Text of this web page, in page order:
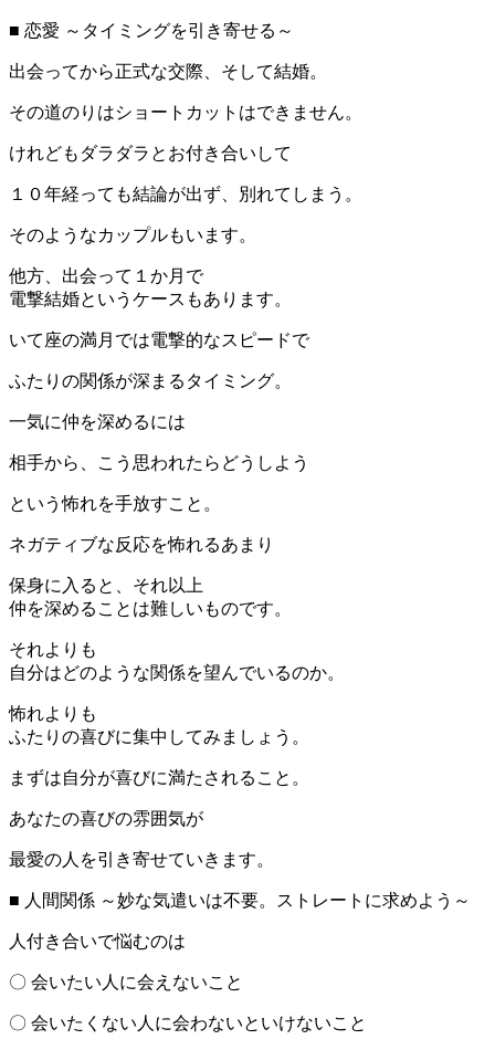
■ 恋愛 ～タイミングを引き寄せる～
出会ってから正式な交際、そして結婚。
その道のりはショートカットはできません。
けれどもダラダラとお付き合いして
１０年経っても結論が出ず、別れてしまう。
そのようなカップルもいます。
他方、出会って１か月で
電撃結婚というケースもあります。
いて座の満月では電撃的なスピードで
ふたりの関係が深まるタイミング。
一気に仲を深めるには
相手から、こう思われたらどうしよう
という怖れを手放すこと。
ネガティブな反応を怖れるあまり
保身に入ると、それ以上
仲を深めることは難しいものです。
それよりも
自分はどのような関係を望んでいるのか。
怖れよりも
ふたりの喜びに集中してみましょう。
まずは自分が喜びに満たされること。
あなたの喜びの雰囲気が
最愛の人を引き寄せていきます。
■ 人間関係 ～妙な気遣いは不要。ストレートに求めよう～
人付き合いで悩むのは
〇 会いたい人に会えないこと
〇 会いたくない人に会わないといけないこと